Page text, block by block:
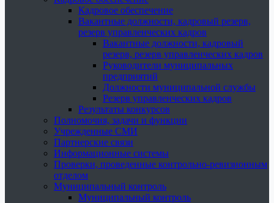
Кадровое обеспечение
Вакантные должности, кадровый резерв,
резерв управленческих кадров
Вакантные должности, кадровый
резерв, резерв управленческих кадров
Руководители муниципальных
предприятий
Должности муниципальной службы
Резерв управленческих кадров
Результаты конкурсов
Полномочия, задачи и функции
Учрежденные СМИ
Партнерские связи
Информационные системы
Проверки, проведенные контрольно-ревизионным
отделом
Муниципальный контроль
Муниципальный контроль